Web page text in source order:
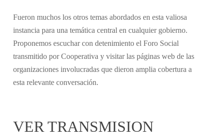
Fueron muchos los otros temas abordados en esta valiosa
instancia para una temática central en cualquier gobierno.
Proponemos escuchar con detenimiento el Foro Social
transmitido por Cooperativa y visitar las páginas web de las
organizaciones involucradas que dieron amplia cobertura a
esta relevante conversación.
VER TRANSMISION